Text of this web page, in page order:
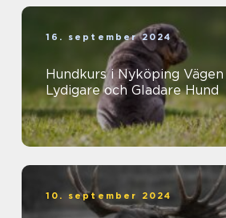
16. september 2024
Hundkurs i Nyköping Vägen till en
Lydigare och Gladare Hund
10. september 2024